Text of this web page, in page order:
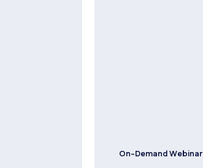
On-Demand Webinar